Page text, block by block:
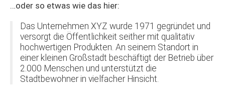
…oder so etwas wie das hier:
Das Unternehmen XYZ wurde 1971 gegründet und
versorgt die Öffentlichkeit seither mit qualitativ
hochwertigen Produkten. An seinem Standort in
einer kleinen Großstadt beschäftigt der Betrieb über
2.000 Menschen und unterstützt die
Stadtbewohner in vielfacher Hinsicht.